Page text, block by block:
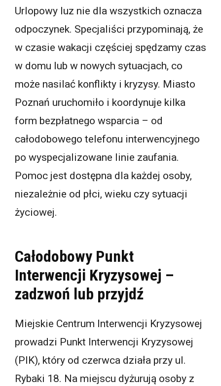
Urlopowy luz nie dla wszystkich oznacza
odpoczynek. Specjaliści przypominają, że
w czasie wakacji częściej spędzamy czas
w domu lub w nowych sytuacjach, co
może nasilać konflikty i kryzysy. Miasto
Poznań uruchomiło i koordynuje kilka
form bezpłatnego wsparcia – od
całodobowego telefonu interwencyjnego
po wyspecjalizowane linie zaufania.
Pomoc jest dostępna dla każdej osoby,
niezależnie od płci, wieku czy sytuacji
życiowej.
Całodobowy Punkt
Interwencji Kryzysowej –
zadzwoń lub przyjdź
Miejskie Centrum Interwencji Kryzysowej
prowadzi Punkt Interwencji Kryzysowej
(PIK), który od czerwca działa przy ul.
Rybaki 18. Na miejscu dyżurują osoby z